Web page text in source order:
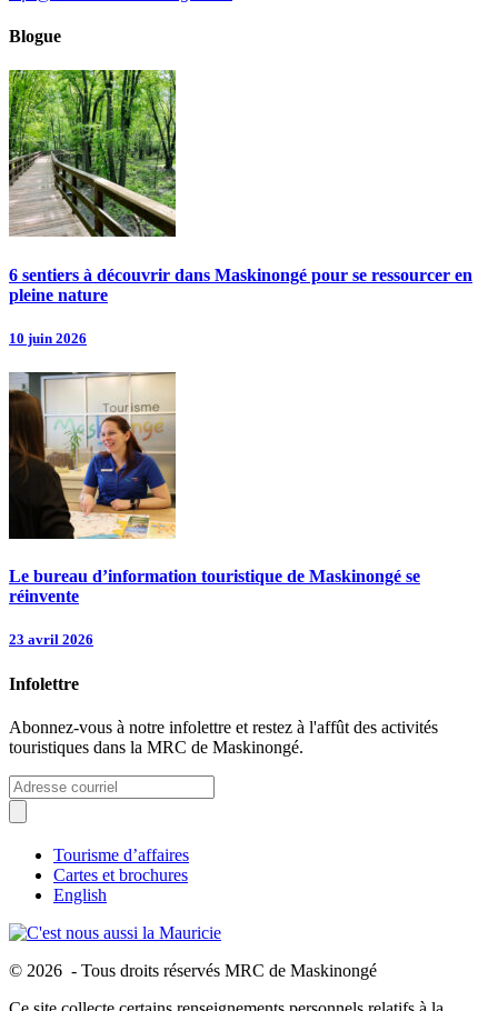
Blogue
6 sentiers à découvrir dans Maskinongé pour se ressourcer en
pleine nature
10 juin 2026
Le bureau d’information touristique de Maskinongé se
réinvente
23 avril 2026
Infolettre
Abonnez-vous à notre infolettre et restez à l'affût des activités
touristiques dans la MRC de Maskinongé.
Tourisme d’affaires
Cartes et brochures
English
© 2026 - Tous droits réservés MRC de Maskinongé